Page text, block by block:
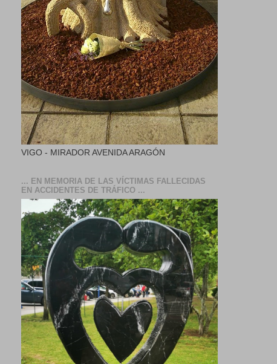
VIGO - MIRADOR AVENIDA ARAGÓN
... EN MEMORIA DE LAS VÍCTIMAS FALLECIDAS
EN ACCIDENTES DE TRÁFICO ...